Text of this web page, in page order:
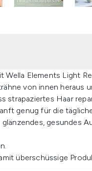
Elements Light
von innen heraus
strapaziertes Haar
genug für die
gesundes
überschüssige